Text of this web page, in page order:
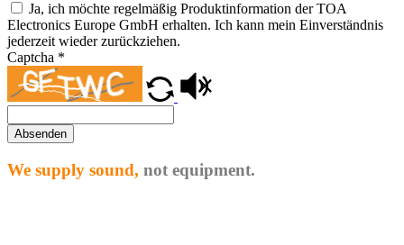
Ja, ich möchte regelmäßig Produktinformation der TOA
Electronics Europe GmbH erhalten. Ich kann mein Einverständnis
jederzeit wieder zurückziehen.
Captcha *
Absenden
We supply sound, not equipment.